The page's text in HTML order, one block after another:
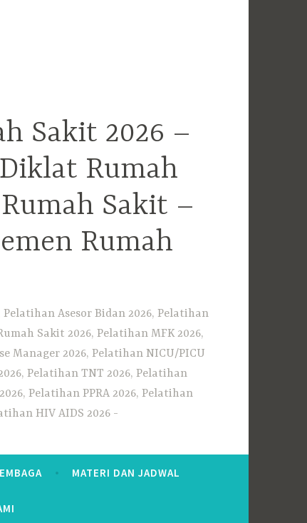
Sakit 2026 –
Rumah
Sakit –
Rumah
Pelatihan Asesor Bidan 2026, Pelatihan
Sakit 2026, Pelatihan MFK 2026,
Manager 2026, Pelatihan NICU/PICU
Pelatihan TNT 2026, Pelatihan
Pelatihan PPRA 2026, Pelatihan
HIV AIDS 2026
MATERI DAN JADWAL